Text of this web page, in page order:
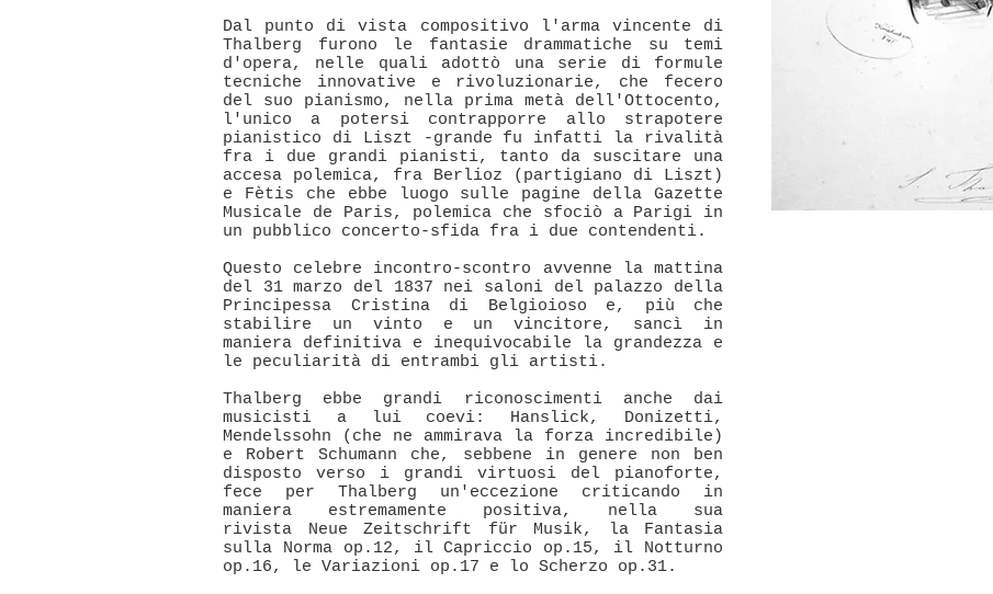
Dal punto di vista compositivo l'arma vincente di
Thalberg furono le fantasie drammatiche su temi
d'opera, nelle quali adottò una serie di formule
tecniche innovative e rivoluzionarie, che fecero
del suo pianismo, nella prima metà dell'Ottocento,
l'unico a potersi contrapporre allo strapotere
pianistico di Liszt -grande fu infatti la rivalità
fra i due grandi pianisti, tanto da suscitare una
accesa polemica, fra Berlioz (partigiano di Liszt)
e Fètis che ebbe luogo sulle pagine della Gazette
Musicale de Paris, polemica che sfociò a Parigi in
un pubblico concerto-sfida fra i due contendenti.
Questo celebre incontro-scontro avvenne la mattina
del 31 marzo del 1837 nei saloni del palazzo della
Principessa Cristina di Belgioioso e, più che
stabilire un vinto e un vincitore, sancì in
maniera definitiva e inequivocabile la grandezza e
le peculiarità di entrambi gli artisti.
Thalberg ebbe grandi riconoscimenti anche dai
musicisti a lui coevi: Hanslick, Donizetti,
Mendelssohn (che ne ammirava la forza incredibile)
e Robert Schumann che, sebbene in genere non ben
disposto verso i grandi virtuosi del pianoforte,
fece per Thalberg un'eccezione criticando in
maniera estremamente positiva, nella sua
rivista Neue Zeitschrift für Musik, la Fantasia
sulla Norma op.12, il Capriccio op.15, il Notturno
op.16, le Variazioni op.17 e lo Scherzo op.31.